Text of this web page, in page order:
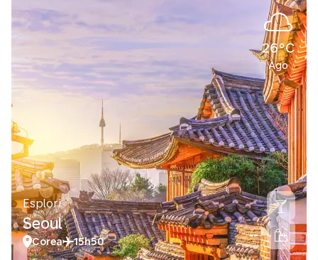
26°C
Ago
Esplori
Seoul
Corea 15h50